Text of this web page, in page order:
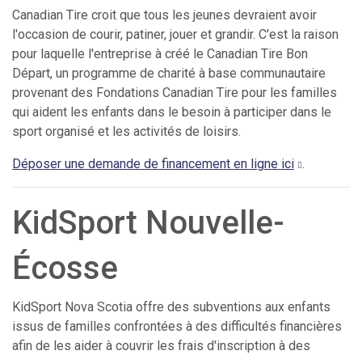
Canadian Tire croit que tous les jeunes devraient avoir
l'occasion de courir, patiner, jouer et grandir. C'est la raison
pour laquelle l'entreprise à créé le Canadian Tire Bon
Départ, un programme de charité à base communautaire
provenant des Fondations Canadian Tire pour les familles
qui aident les enfants dans le besoin à participer dans le
sport organisé et les activités de loisirs.
Déposer une demande de financement en ligne ici .
KidSport Nouvelle-
Écosse
KidSport Nova Scotia offre des subventions aux enfants
issus de familles confrontées à des difficultés financières
afin de les aider à couvrir les frais d'inscription à des